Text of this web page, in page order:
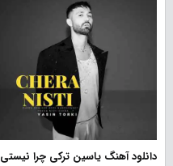
دانلود آهنگ یاسین ترکی چرا نیستی